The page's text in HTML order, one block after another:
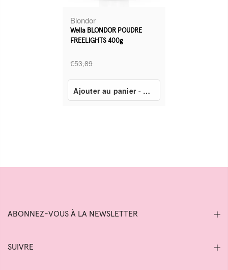
Blondor
Wella BLONDOR POUDRE
FREELIGHTS 400g
€53,89
Ajouter au panier- €25,79
ABONNEZ-VOUS À LA NEWSLETTER
SUIVRE